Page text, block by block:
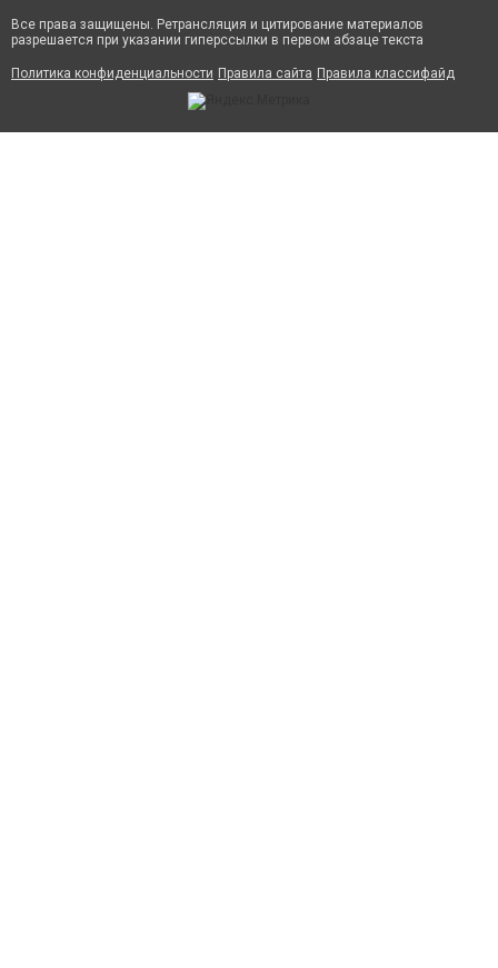
Все права защищены. Ретрансляция и цитирование материалов
разрешается при указании гиперссылки в первом абзаце текста
Политика конфиденциальности Правила сайта Правила классифайд